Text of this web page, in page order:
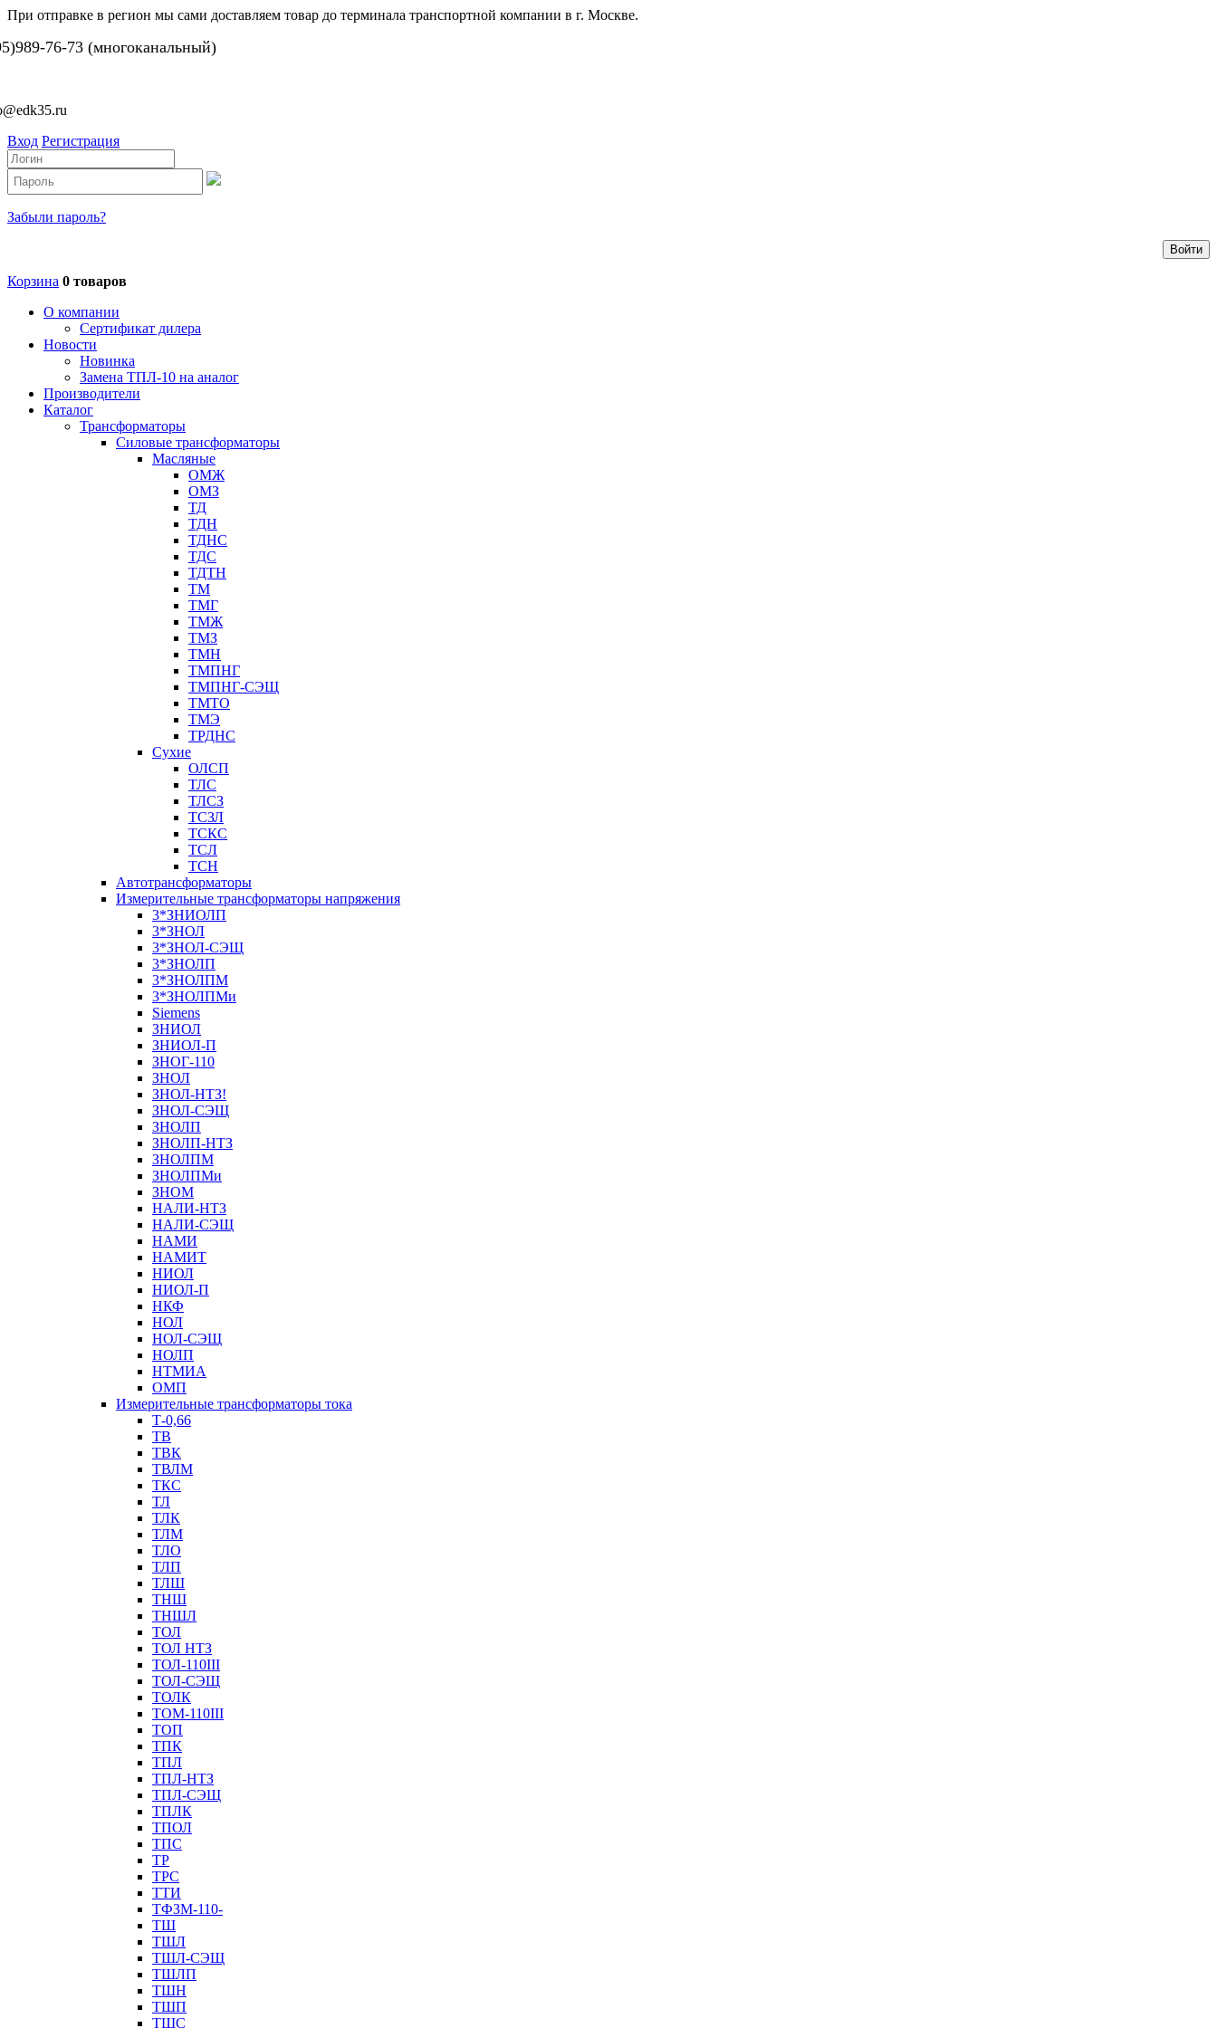
При отправке в регион мы сами доставляем товар до терминала транспортной компании в г. Москве.
76-73 (многоканальный)
Вход Регистрация
Забыли пароль?
Корзина 0 товаров
О компании
Сертификат дилера
Новости
Новинка
Замена ТПЛ-10 на аналог
Производители
Каталог
Трансформаторы
Cиловые трансформаторы
Масляные
ОМЖ
ОМЗ
ТД
ТДН
ТДНС
ТДС
ТДТН
ТМ
ТМГ
ТМЖ
ТМЗ
ТМН
ТМПНГ
ТМПНГ-СЭЩ
ТМТО
ТМЭ
ТРДНС
Сухие
ОЛСП
ТЛС
ТЛСЗ
ТСЗЛ
ТСКС
ТСЛ
ТСН
Автотрансформаторы
Измерительные трансформаторы напряжения
3*ЗНИОЛП
3*ЗНОЛ
3*ЗНОЛ-СЭЩ
3*ЗНОЛП
3*ЗНОЛПМ
3*ЗНОЛПМи
Siemens
ЗНИОЛ
ЗНИОЛ-П
ЗНОГ-110
ЗНОЛ
ЗНОЛ-НТЗ!
ЗНОЛ-СЭЩ
ЗНОЛП
ЗНОЛП-НТЗ
ЗНОЛПМ
ЗНОЛПМи
ЗНОМ
НАЛИ-НТЗ
НАЛИ-СЭЩ
НАМИ
НАМИТ
НИОЛ
НИОЛ-П
НКФ
НОЛ
НОЛ-СЭЩ
НОЛП
НТМИА
ОМП
Измерительные трансформаторы тока
Т-0,66
ТВ
ТВК
ТВЛМ
ТКС
ТЛ
ТЛК
ТЛМ
ТЛО
ТЛП
ТЛШ
ТНШ
ТНШЛ
ТОЛ
ТОЛ НТЗ
ТОЛ-110III
ТОЛ-СЭЩ
ТОЛК
ТОМ-110III
ТОП
ТПК
ТПЛ
ТПЛ-НТЗ
ТПЛ-СЭЩ
ТПЛК
ТПОЛ
ТПС
ТР
ТРС
ТТИ
ТФЗМ-110-
ТШ
ТШЛ
ТШЛ-СЭЩ
ТШЛП
ТШН
ТШП
ТШС